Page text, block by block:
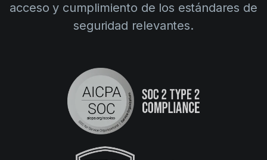
acceso y cumplimiento de los estándares de
seguridad relevantes.